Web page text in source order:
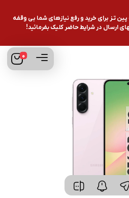
تـز برای خرید و رفع نیازهای شما بی وقفه
ارسال در شرایط حاضر کلیک بفرمائید!
0